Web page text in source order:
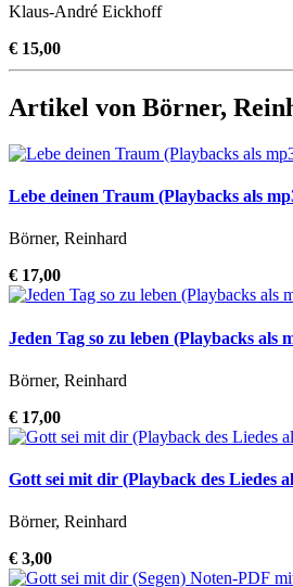
Klaus-André Eickhoff
€ 15,00
Artikel von Börner,
Lebe deinen Traum (Playbacks als
Börner, Reinhard
€ 17,00
Jeden Tag so zu leben (Playbacks als
Börner, Reinhard
€ 17,00
Gott sei mit dir (Playback des Liedes
Börner, Reinhard
€ 3,00